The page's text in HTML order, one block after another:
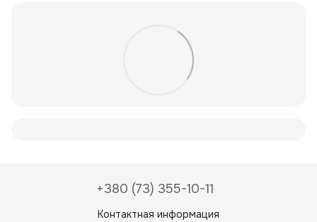
+380 (73) 355-10-11
Контактная информация